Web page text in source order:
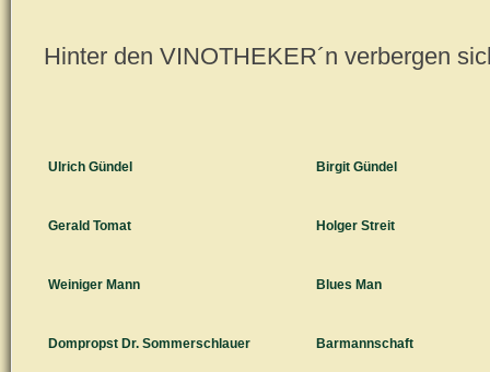
Hinter den VINOTHEKER´n verbergen
Ulrich Gündel Birgit Gündel
Gerald Tomat Holger Streit
Weiniger Mann Blues Man
Dompropst Dr. Sommerschlauer Barmannschaft